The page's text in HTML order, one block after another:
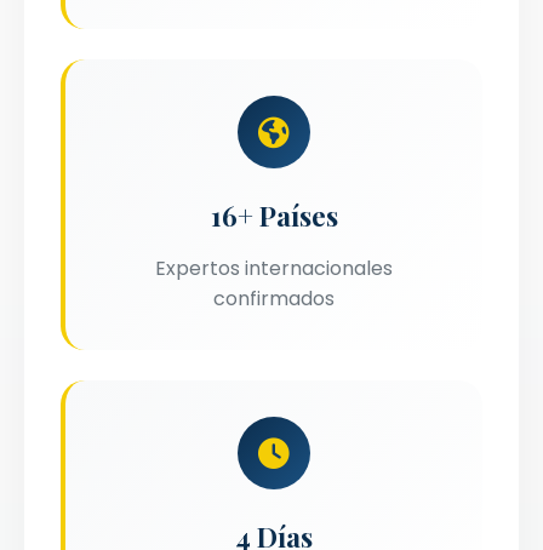
16+ Países
Expertos internacionales
confirmados
4 Días